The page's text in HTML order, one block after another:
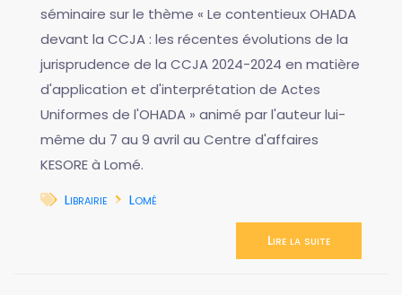
séminaire sur le thème « Le contentieux OHADA
devant la CCJA : les récentes évolutions de la
jurisprudence de la CCJA 2024-2024 en matière
d'application et d'interprétation de Actes
Uniformes de l'OHADA » animé par l'auteur lui-
même du 7 au 9 avril au Centre d'affaires
KESORE à Lomé.
Librairie
Lomé
Lire la suite